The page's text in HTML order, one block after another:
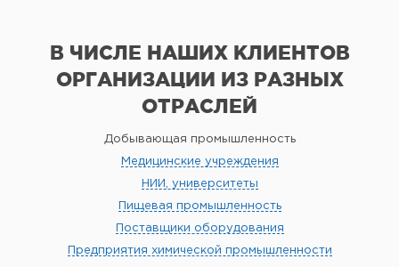
В ЧИСЛЕ НАШИХ КЛИЕНТОВ
ОРГАНИЗАЦИИ ИЗ РАЗНЫХ
ОТРАСЛЕЙ
Добывающая промышленность
Медицинские учреждения
НИИ, университеты
Пищевая промышленность
Поставщики оборудования
Предприятия химической промышленности